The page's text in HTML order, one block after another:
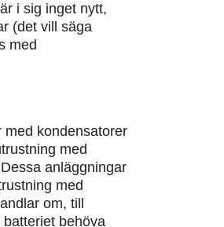
i sig inget nytt,
(det vill säga
med
med kondensatorer
med
anläggningar
med
om, till
behöva